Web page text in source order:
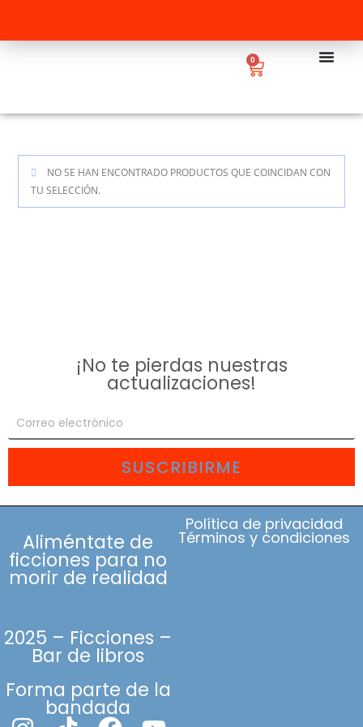
0
NO SE HAN ENCONTRADO PRODUCTOS QUE COINCIDAN CON
TU SELECCIÓN.
¡No te pierdas nuestras
actualizaciones!
SUSCRIBIRME
Aliméntate de
ficciones para no
morir de realidad
2025 – Ficciones –
Bar de libros
Forma parte de la
bandada
Política de privacidad
Términos y condiciones